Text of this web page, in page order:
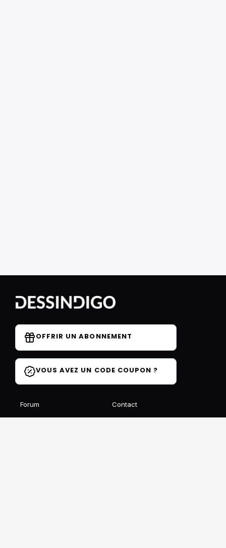
OFFRIR UN ABONNEMENT
VOUS AVEZ UN CODE COUPON ?
Forum Contact